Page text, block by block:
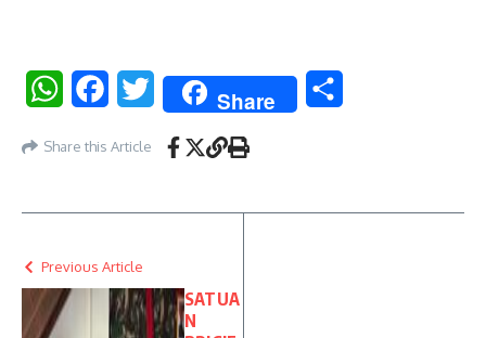
WhatsAppFacebookTwitter Share
Share this Article
Previous Article
SATUA
N